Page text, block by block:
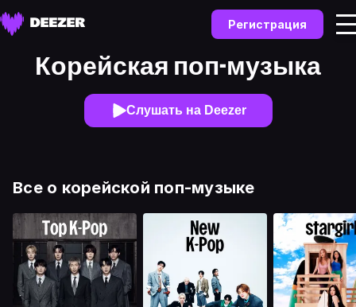
Регистрация
Корейская поп-музыка
Слушать на Deezer
Все о корейской поп-музыке